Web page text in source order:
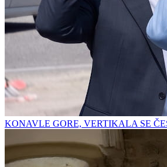
KONAVLE GORE, VERTIKALA SE